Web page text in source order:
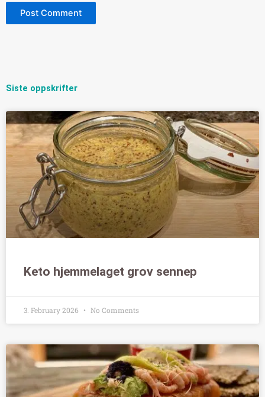
Siste oppskrifter
Keto hjemmelaget grov sennep
3. February 2026 No Comments